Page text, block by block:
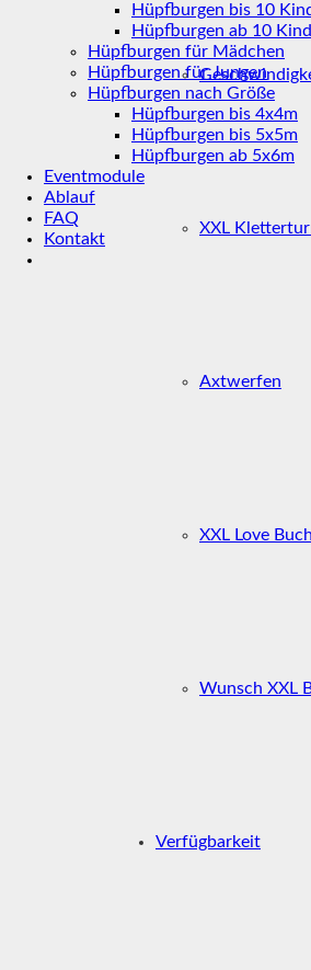
XXL
Axtwerfen
XXL Love
Wunsch XXL
Verfügbarkeit
Hüpfburgen bis 10
Hüpfburgen ab 10
Hüpfburgen für Mädchen
Hüpfburgen für Jungen
Hüpfburgen nach Größe
Hüpfburgen bis 4x4m
Hüpfburgen bis 5x5m
Hüpfburgen ab 5x6m
Eventmodule
Ablauf
FAQ
Kontakt